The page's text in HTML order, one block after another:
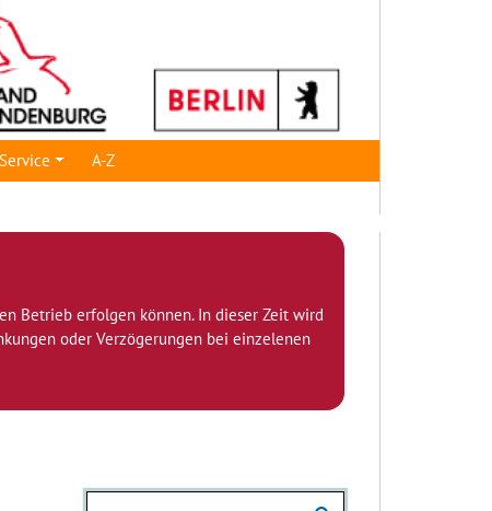
Service A-Z
Betrieb erfolgen können. In dieser Zeit wird
oder Verzögerungen bei einzelenen